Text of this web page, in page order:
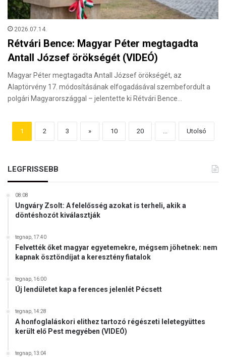
2026.07.14.
Rétvári Bence: Magyar Péter megtagadta
Antall József örökségét (VIDEÓ)
Magyar Péter megtagadta Antall József örökségét, az
Alaptörvény 17. módosításának elfogadásával szembefordult a
polgári Magyarországgal – jelentette ki Rétvári Bence…
1 2 3 » 10 20 ... Utolsó
LEGFRISSEBB
08:08
Ungváry Zsolt: A felelősség azokat is terheli, akik a
döntéshozót kiválasztják
tegnap, 17:40
Felvették őket magyar egyetemekre, mégsem jöhetnek: nem
kapnak ösztöndíjat a keresztény fiatalok
tegnap, 16:00
Új lendületet kap a ferences jelenlét Pécsett
tegnap, 14:28
A honfoglaláskori elithez tartozó régészeti leletegyüttes
került elő Pest megyében (VIDEÓ)
tegnap, 13:04